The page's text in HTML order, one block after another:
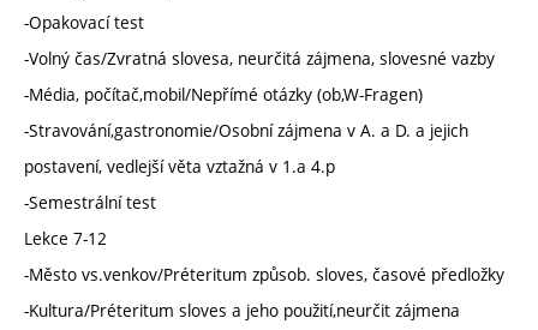
-Opakovací test
-Volný čas/Zvratná slovesa, neurčitá zájmena, slovesné vazby
-Média, počítač,mobil/Nepřímé otázky (ob,W-Fragen)
-Stravování,gastronomie/Osobní zájmena v A. a D. a jejich
postavení, vedlejší věta vztažná v 1.a 4.p
-Semestrální test
Lekce 7-12
-Město vs.venkov/Préteritum způsob. sloves, časové předložky
-Kultura/Préteritum sloves a jeho použití,neurčit zájmena